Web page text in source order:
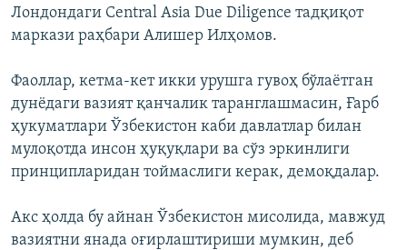
Лондондаги Central Asia Due Diligence тадқиқот
маркази раҳбари Алишер Илҳомов.
Фаоллар, кетма-кет икки урушга гувоҳ бўлаётган
дунёдаги вазият қанчалик таранглашмасин, Ғарб
ҳукуматлари Ўзбекистон каби давлатлар билан
мулоқотда инсон ҳуқуқлари ва сўз эркинлиги
принципларидан тоймаслиги керак, демоқдалар.
Акс ҳолда бу айнан Ўзбекистон мисолида, мавжуд
вазиятни янада оғирлаштириши мумкин, деб